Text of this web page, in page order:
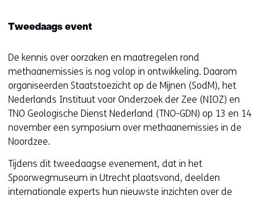
Tweedaags event
De kennis over oorzaken en maatregelen rond
methaanemissies is nog volop in ontwikkeling. Daarom
organiseerden Staatstoezicht op de Mijnen (SodM), het
Nederlands Instituut voor Onderzoek der Zee (NIOZ) en
TNO Geologische Dienst Nederland (TNO-GDN) op 13 en 14
november een symposium over methaanemissies in de
Noordzee.
Tijdens dit tweedaagse evenement, dat in het
Spoorwegmuseum in Utrecht plaatsvond, deelden
internationale experts hun nieuwste inzichten over de